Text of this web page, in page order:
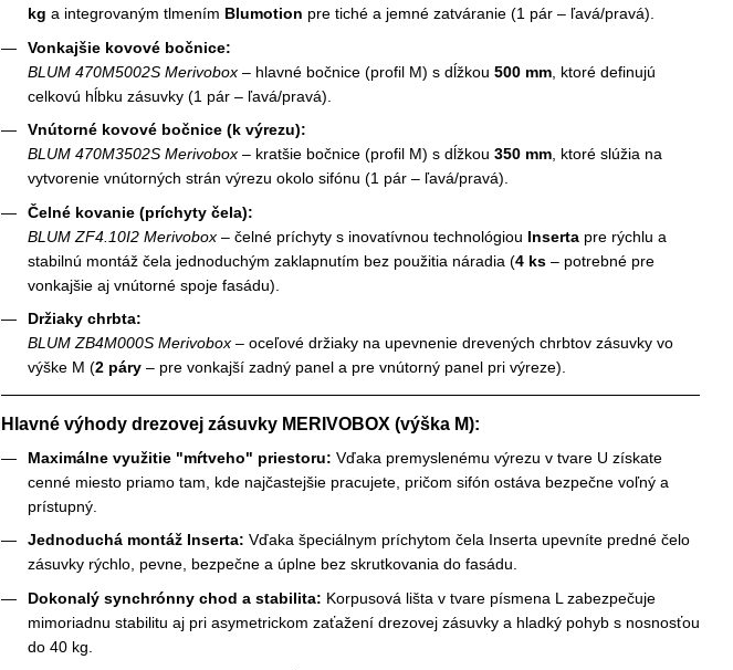
kg a integrovaným tlmením Blumotion pre tiché a jemné zatváranie (1 pár – ľavá/pravá).
Vonkajšie kovové bočnice:
BLUM 470M5002S Merivobox – hlavné bočnice (profil M) s dĺžkou 500 mm , ktoré definujú
celkovú hĺbku zásuvky (1 pár – ľavá/pravá).
Vnútorné kovové bočnice (k výrezu):
BLUM 470M3502S Merivobox – kratšie bočnice (profil M) s dĺžkou 350 mm , ktoré slúžia na
vytvorenie vnútorných strán výrezu okolo sifónu (1 pár – ľavá/pravá).
Čelné kovanie (príchyty čela):
BLUM ZF4.10I2 Merivobox – čelné príchyty s inovatívnou technológiou Inserta pre rýchlu a
stabilnú montáž čela jednoduchým zaklapnutím bez použitia náradia (4 ks – potrebné pre
vonkajšie aj vnútorné spoje fasádu).
Držiaky chrbta:
BLUM ZB4M000S Merivobox – oceľové držiaky na upevnenie drevených chrbtov zásuvky vo
výške M (2 páry – pre vonkajší zadný panel a pre vnútorný panel pri výreze).
Hlavné výhody drezovej zásuvky MERIVOBOX (výška M):
Maximálne využitie "mŕtveho" priestoru: Vďaka premyslenému výrezu v tvare U získate
cenné miesto priamo tam, kde najčastejšie pracujete, pričom sifón ostáva bezpečne voľný a
prístupný.
Jednoduchá montáž Inserta: Vďaka špeciálnym príchytom čela Inserta upevníte predné čelo
zásuvky rýchlo, pevne, bezpečne a úplne bez skrutkovania do fasádu.
Dokonalý synchrónny chod a stabilita: Korpusová lišta v tvare písmena L zabezpečuje
mimoriadnu stabilitu aj pri asymetrickom zaťažení drezovej zásuvky a hladký pohyb s nosnosťou
do 40 kg.